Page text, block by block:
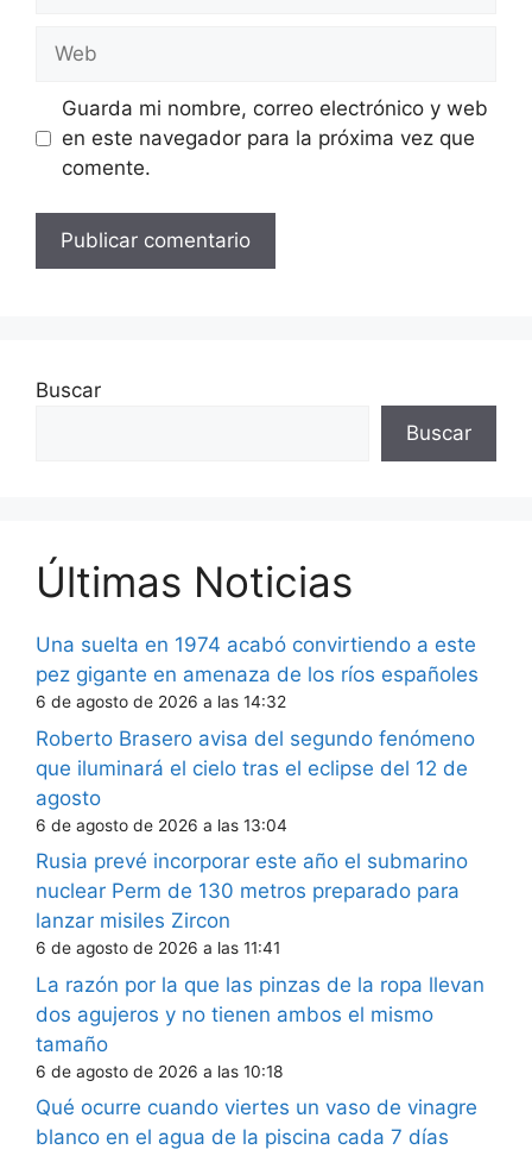
Guarda mi nombre, correo electrónico y web
en este navegador para la próxima vez que
comente.
Buscar
Buscar
Últimas Noticias
Una suelta en 1974 acabó convirtiendo a este
pez gigante en amenaza de los ríos españoles
6 de agosto de 2026 a las 14:32
Roberto Brasero avisa del segundo fenómeno
que iluminará el cielo tras el eclipse del 12 de
agosto
6 de agosto de 2026 a las 13:04
Rusia prevé incorporar este año el submarino
nuclear Perm de 130 metros preparado para
lanzar misiles Zircon
6 de agosto de 2026 a las 11:41
La razón por la que las pinzas de la ropa llevan
dos agujeros y no tienen ambos el mismo
tamaño
6 de agosto de 2026 a las 10:18
Qué ocurre cuando viertes un vaso de vinagre
blanco en el agua de la piscina cada 7 días